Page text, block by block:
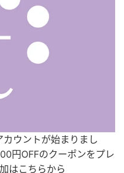
ウントが始まりまし
円OFFのクーポンをプレ
はこちらから